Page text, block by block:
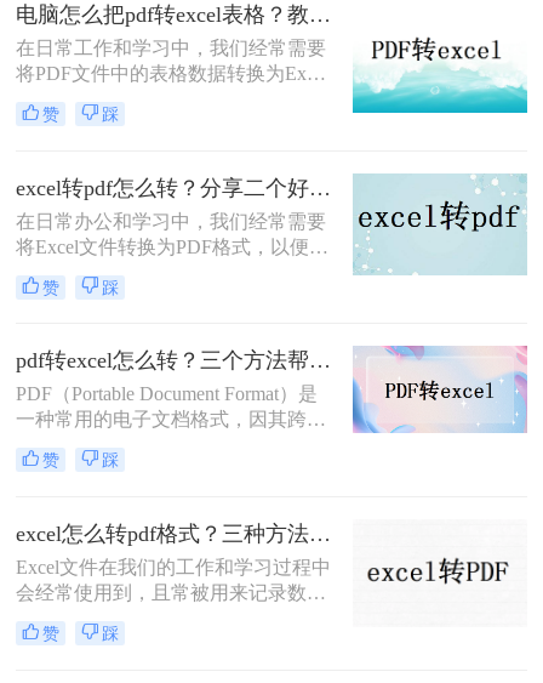
就和大家分享一下怎么将excel转pdf的
操作。
电脑怎么把pdf转excel表格？教你2招，轻松解决pdf格式转换!
在日常工作和学习中，我们经常需要
将PDF文件中的表格数据转换为Excel
格式，以便于进行编辑、分析和处
理。然而，由于PDF文件的特殊性
么电脑怎么把PDF转Excel表格呢？本
文将为您介绍两种在电脑上将PDF转
换为Excel表格的高效方法。
赞 踩
excel转pdf怎么转？分享二个好用的转换方法！
在日常办公和学习中，我们经常需要
将Excel文件转换为PDF格式，以便更
好地保存、分享和打印。那么excel转
pdf怎么转呢？本文将介绍两种将
赞 踩
pdf转excel怎么转？三个方法帮你解决！
PDF（Portable Document Format）是
一种常用的电子文档格式，因其跨平
台、易于分享和阅读的特点而被广泛
使用。而Excel是一种电子表格软件，
等领域。有时候，我们需要将PDF文
件转换为Excel格式，以便进行更深入
的数据分析和处理。那么pdf转excel怎
么转呢？本文将介绍三种简便高效的
方法来实现PDF转Excel，并探讨相关
注意事项，帮助您顺利完成转换任
赞 踩
excel怎么转pdf格式？三种方法可以解决！
Excel文件在我们的工作和学习过程中
会经常使用到，且常被用来记录数据
和计算数值。但Excel文件也存在一些
缺点，如：不便于传输和观看，以及
赞 踩